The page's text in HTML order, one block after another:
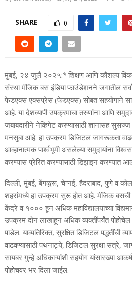
SHARE 0
मुंबई, २४ जुलै २०२५:* शिक्षण आणि कौशल्य
संस्था मॅजिक बस इंडिया फाउंडेशनने जगातील
फेडएक्स एक्सप्रेस (फेडएक्स) सोबत सहयोगाने
आहे. या देशव्‍यापी उपक्रमाचा तरुणांना आणि
जबाबदारीने नेव्हिगेट करण्यासाठी ज्ञानासह
मनसुबा आहे. हा उपक्रम डिजिटल जागरूकता
आव्हानात्मक पार्श्वभूमी असलेल्या समुदायांना
करण्यास प्रेरित करण्यासाठी डिझाइन करण्‍यात
दिल्ली, मुंबई, बेंगळुरू, चेन्‍नई, हैदराबाद, पुणे व
शहरांमध्ये हा उपक्रम सुरू होत आहे. मॅजिक
केंद्रे व १००० हून अधिक महाविद्यालयांच्या
उपक्रम दोन लाखांहून अधिक व्यक्तींपर्यंत
पाडेल. याव्यतिरिक्‍त, सुरक्षित डिजिटल
वाढवण्यासाठी पथनाट्ये, डिजिटल सुरक्षा सत्रे,
सायबर गुन्हे अधिकाऱ्यांशी सहयोग यांसारख्या
पोहोचवर भर दिला जाईल.